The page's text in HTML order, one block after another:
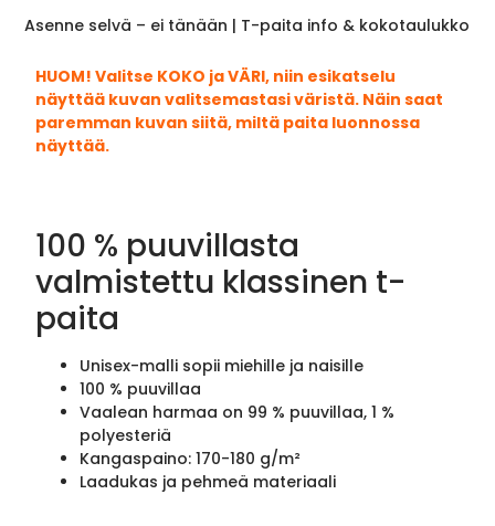
Asenne selvä – ei tänään | T-paita info & kokotaulukko
HUOM! Valitse KOKO ja VÄRI, niin esikatselu
näyttää kuvan valitsemastasi väristä. Näin saat
paremman kuvan siitä, miltä paita luonnossa
näyttää.
100 % puuvillasta
valmistettu klassinen t-
paita
Unisex-malli sopii miehille ja naisille
100 % puuvillaa
Vaalean harmaa on 99 % puuvillaa, 1 %
polyesteriä
Kangaspaino: 170-180 g/m²
Laadukas ja pehmeä materiaali